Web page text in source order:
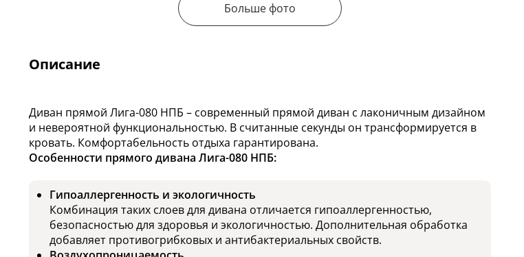
Больше фото
Описание
Диван прямой Лига-080 НПБ – современный прямой диван с лаконичным дизайном
и невероятной функциональностью. В считанные секунды он трансформируется в
кровать. Комфортабельность отдыха гарантирована.
Особенности прямого дивана Лига-080 НПБ:
Гипоаллергенность и экологичность
Комбинация таких слоев для дивана отличается гипоаллергенностью,
безопасностью для здоровья и экологичностью. Дополнительная обработка
добавляет противогрибковых и антибактериальных свойств.